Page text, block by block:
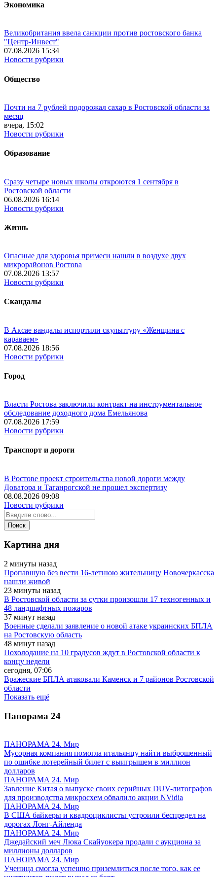
Экономика
Великобритания ввела санкции против ростовского банка
"Центр-Инвест"
07.08.2026 15:34
Новости рубрики
Общество
Почти на 7 рублей подорожал сахар в Ростовской области за
месяц
вчера, 15:02
Новости рубрики
Образование
Сразу четыре новых школы откроются 1 сентября в
Ростовской области
06.08.2026 16:14
Новости рубрики
Жизнь
Опасные для здоровья примеси нашли в воздухе двух
микрорайонов Ростова
07.08.2026 13:57
Новости рубрики
Скандалы
В Аксае вандалы испортили скульптуру «Женщина с
караваем»
07.08.2026 18:56
Новости рубрики
Город
Власти Ростова заключили контракт на инструментальное
обследование доходного дома Емельянова
07.08.2026 17:59
Новости рубрики
Транспорт и дороги
В Ростове проект строительства новой дороги между
Доватора и Таганрогской не прошел экспертизу
08.08.2026 09:08
Новости рубрики
Картина дня
2 минуты назад
Пропавшую без вести 16-летнюю жительницу Новочеркасска
нашли живой
23 минуты назад
В Ростовской области за сутки произошли 17 техногенных и
48 ландшафтных пожаров
37 минут назад
Военные сделали заявление о новой атаке украинских БПЛА
на Ростовскую область
48 минут назад
Похолодание на 10 градусов ждут в Ростовской области к
концу недели
сегодня, 07:06
Вражеские БПЛА атаковали Каменск и 7 районов Ростовской
области
Показать ещё
Панорама 24
ПАНОРАМА 24. Мир
Мусорная компания помогла итальянцу найти выброшенный
по ошибке лотерейный билет с выигрышем в миллион
долларов
ПАНОРАМА 24. Мир
Завление Китая о выпуске своих серийных DUV-литографов
для производства микросхем обвалило акции NVidia
ПАНОРАМА 24. Мир
В США байкеры и квадроциклисты устроили беспредел на
дорогах Лонг-Айленда
ПАНОРАМА 24. Мир
Джедайский меч Люка Скайуокера продали с аукциона за
миллионы долларов
ПАНОРАМА 24. Мир
Ученица смогла успешно приземлиться после того, как ее